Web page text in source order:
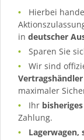
Hierbei
in deutscher
Sparen Sie
Wir sind
Vertragshändler
maximaler
Ihr
Zahlung.